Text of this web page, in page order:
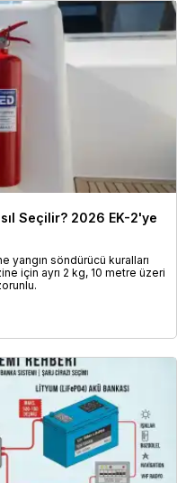
Seçilir? 2026 EK-2'ye
yangın söndürücü kuralları
için ayrı 2 kg, 10 metre üzeri